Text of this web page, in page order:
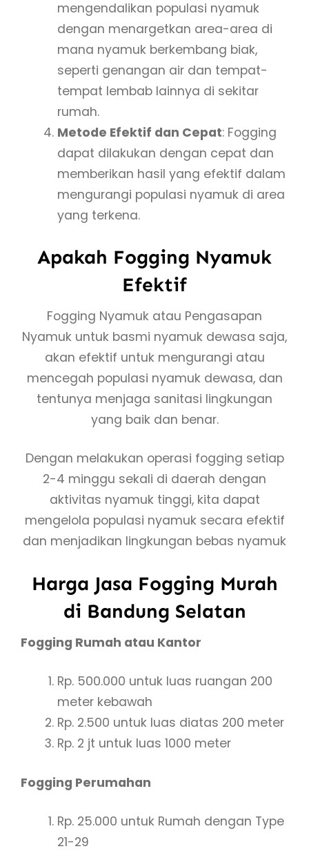
mengendalikan populasi nyamuk
dengan menargetkan area-area di
mana nyamuk berkembang biak,
seperti genangan air dan tempat-
tempat lembab lainnya di sekitar
rumah.
Metode Efektif dan Cepat: Fogging
dapat dilakukan dengan cepat dan
memberikan hasil yang efektif dalam
mengurangi populasi nyamuk di area
yang terkena.
Apakah Fogging Nyamuk
Efektif
Fogging Nyamuk atau Pengasapan
Nyamuk untuk basmi nyamuk dewasa saja,
akan efektif untuk mengurangi atau
mencegah populasi nyamuk dewasa, dan
tentunya menjaga sanitasi lingkungan
yang baik dan benar.
Dengan melakukan operasi fogging setiap
2-4 minggu sekali di daerah dengan
aktivitas nyamuk tinggi, kita dapat
mengelola populasi nyamuk secara efektif
dan menjadikan lingkungan bebas nyamuk
Harga Jasa Fogging Murah
di Bandung Selatan
Fogging Rumah atau Kantor
Rp. 500.000 untuk luas ruangan 200
meter kebawah
Rp. 2.500 untuk luas diatas 200 meter
Rp. 2 jt untuk luas 1000 meter
Fogging Perumahan
Rp. 25.000 untuk Rumah dengan Type
21-29